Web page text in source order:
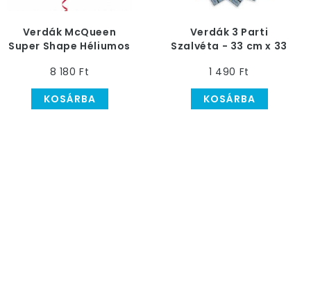
Verdák McQueen
Super Shape Héliumos
8 180 Ft
KOSÁRBA
Verdák 3 Parti
Szalvéta - 33 cm x 33
1 490 Ft
KOSÁRBA